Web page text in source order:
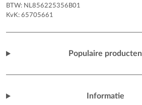
BTW: NL856225356B01
KvK: 65705661
Populaire producten
Informatie